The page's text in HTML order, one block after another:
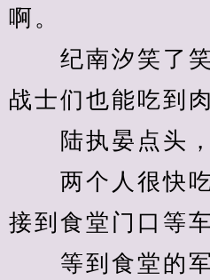
啊。
纪南汐笑了笑
战士们也能吃到
陆执晏点头，
两个人很快吃
接到食堂门口等车
等到食堂的军